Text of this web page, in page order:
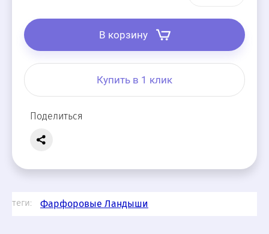
В корзину
Купить в 1 клик
Поделиться
теги: Фарфоровые Ландыши